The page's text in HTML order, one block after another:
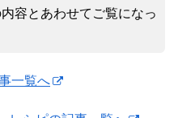
容とあわせてご覧になっ
一覧へ